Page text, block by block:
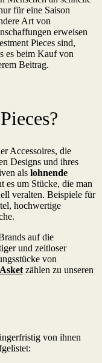
für eine Saison
Art von
erweisen
Pieces sind,
es beim Kauf von
Beitrag.
Accessoires, die
Designs und ihres
als lohnende
es um Stücke, die man
veralten. Beispiele für
hochwertige
auf die
und zeitloser
von
Asket zählen zu unseren
von ihnen